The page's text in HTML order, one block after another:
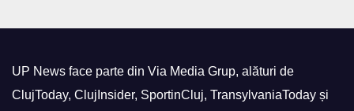
UP News face parte din Via Media Grup, alături de
ClujToday, ClujInsider, SportinCluj, TransylvaniaToday și